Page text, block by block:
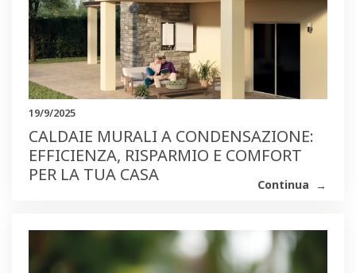
19/9/2025
CALDAIE MURALI A CONDENSAZIONE:
EFFICIENZA, RISPARMIO E COMFORT
PER LA TUA CASA
Continua